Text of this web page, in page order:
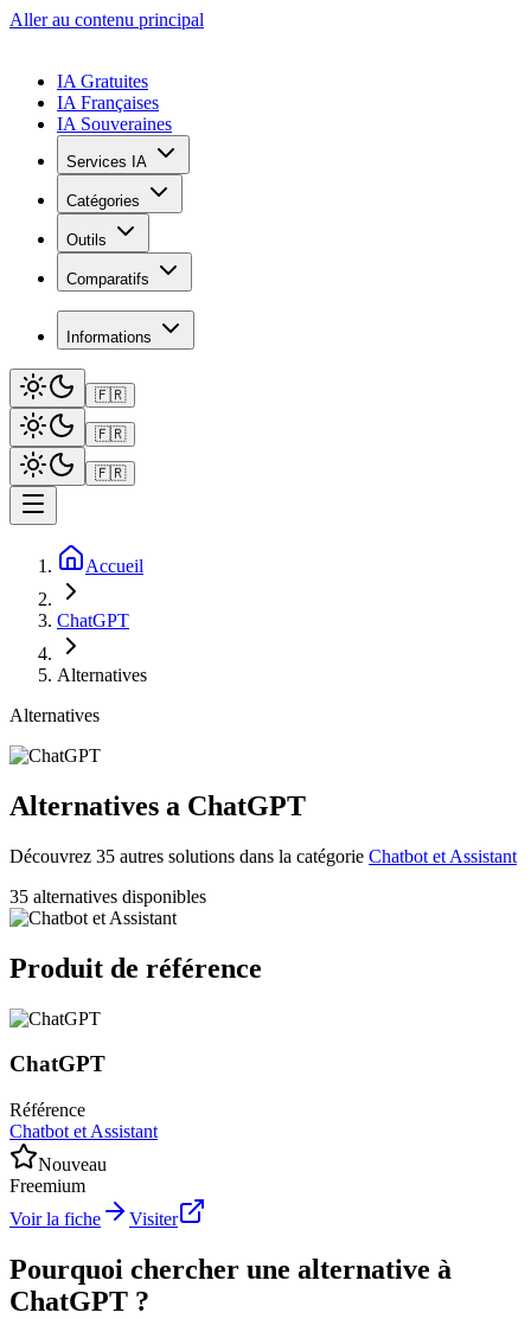
Aller au contenu principal
IA Gratuites
IA Françaises
IA Souveraines
Services IA
Catégories
Outils
Comparatifs
Informations
🇫🇷
🇫🇷
🇫🇷
Accueil
ChatGPT
Alternatives
Alternatives
Alternatives a ChatGPT
Découvrez 35 autres solutions dans la catégorie Chatbot et Assistant
35 alternatives disponibles
Produit de référence
ChatGPT
Référence
Chatbot et Assistant
Nouveau
Freemium
Voir la fiche
Visiter
Pourquoi chercher une alternative à
ChatGPT ?